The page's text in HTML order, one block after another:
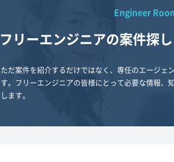
Engineer
フリーエンジニアの案件探
ただ案件を紹介するだけではなく、専任のエージェ
す。フリーエンジニアの皆様にとって必要な情報、
します。